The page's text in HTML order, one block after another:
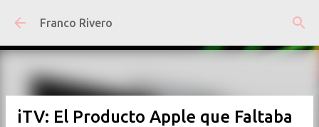
Ir al contenido principal
Franco Rivero
iTV: El Producto Apple que Faltaba